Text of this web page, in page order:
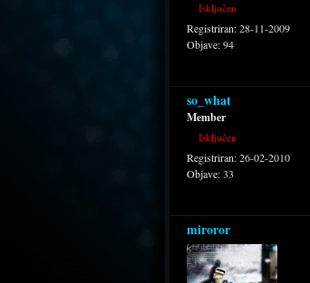
Isključen
Registriran:28-11-2009
Objave:94
so_what
Member
Isključen
Registriran:26-02-2010
Objave:33
miroror